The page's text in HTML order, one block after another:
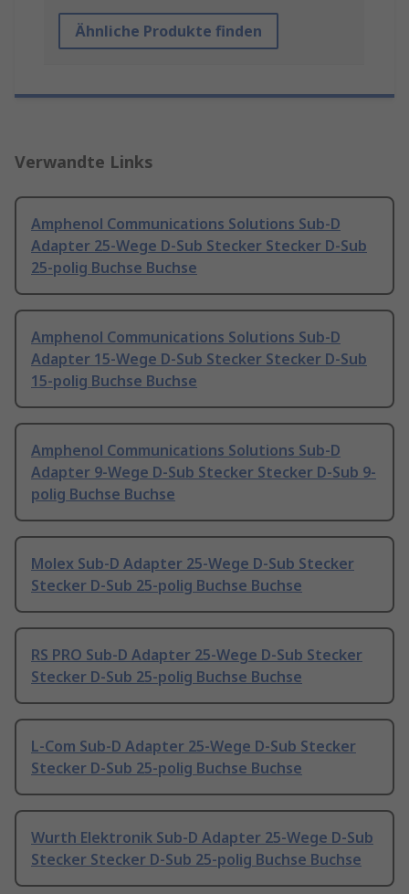
Ähnliche Produkte finden
Verwandte Links
Amphenol Communications Solutions Sub-D
Adapter 25-Wege D-Sub Stecker Stecker D-Sub
25-polig Buchse Buchse
Amphenol Communications Solutions Sub-D
Adapter 15-Wege D-Sub Stecker Stecker D-Sub
15-polig Buchse Buchse
Amphenol Communications Solutions Sub-D
Adapter 9-Wege D-Sub Stecker Stecker D-Sub 9-
polig Buchse Buchse
Molex Sub-D Adapter 25-Wege D-Sub Stecker
Stecker D-Sub 25-polig Buchse Buchse
RS PRO Sub-D Adapter 25-Wege D-Sub Stecker
Stecker D-Sub 25-polig Buchse Buchse
L-Com Sub-D Adapter 25-Wege D-Sub Stecker
Stecker D-Sub 25-polig Buchse Buchse
Wurth Elektronik Sub-D Adapter 25-Wege D-Sub
Stecker Stecker D-Sub 25-polig Buchse Buchse